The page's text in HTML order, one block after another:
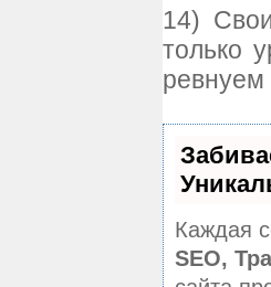
14)
только
ревнуем
Каждая
SEO,